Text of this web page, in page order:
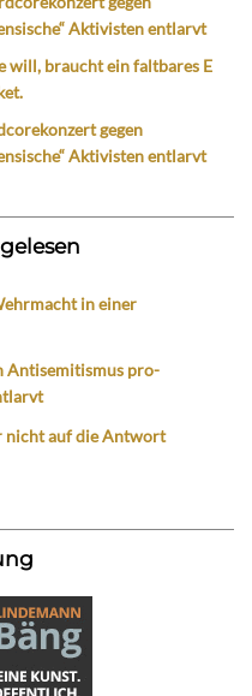
Aktivisten entlarvt
will, braucht ein faltbares E
gegen
Aktivisten entlarvt
in einer
Antisemitismus pro-
nicht auf die Antwort